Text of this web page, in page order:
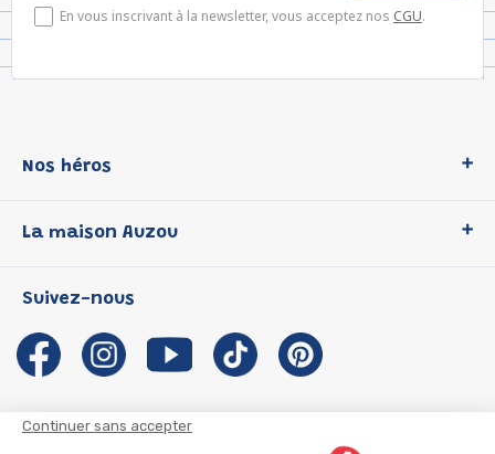
Continuer sans accepter
En vous inscrivant à la newsletter, vous acceptez nos CGU.
Nos héros
P'tit Loup
Les Influenceuses
Migali
Petite Taupe
La maison Auzou
Notre histoire
Auzou s'engage
Auteurs et illustrateurs Auzou
Suivez-nous